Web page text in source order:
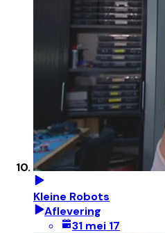
Kleine Robots
Aflevering
31 mei 17